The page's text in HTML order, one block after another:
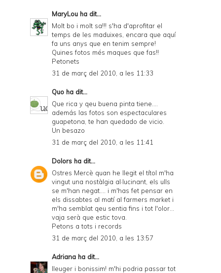
MaryLou ha dit...
Molt bo i molt sa!!! s'ha d'aprofitar el
temps de les maduixes, encara que aquí
fa uns anys que en tenim sempre!
Quines fotos més maques que fas!!
Petonets
31 de març del 2010, a les 11:33
Quo ha dit...
Que rica y qeu buena pinta tiene....
además las fotos son espectaculares
guapetona, te han quedado de vicio.
Un besazo
31 de març del 2010, a les 11:41
Dolors ha dit...
Ostres Mercè quan he llegit el títol m'ha
vingut una nostàlgia al·lucinant, els ulls
se m'han negat.... i m'has fet pensar en
els dissabtes al matí al farmers market i
m'ha semblat qeu sentia fins i tot l'olor...
vaja serà que estic tova.
Petons a tots i records
31 de març del 2010, a les 13:57
Adriana ha dit...
lleuger i bonissim! m'hi podria passar tot